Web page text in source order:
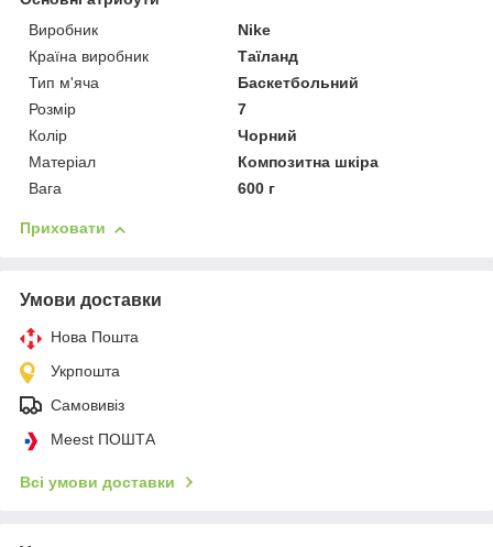
Виробник
Nike
Країна виробник
Таїланд
Тип м'яча
Баскетбольний
Розмір
7
Колір
Чорний
Матеріал
Композитна шкіра
Вага
600 г
Приховати
Умови доставки
Нова Пошта
Укрпошта
Самовивіз
Meest ПОШТА
Всі умови доставки